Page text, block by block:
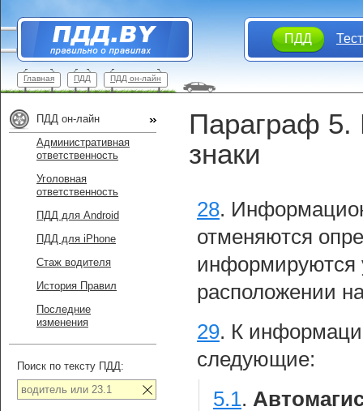
ПДД
Главная ПДД ПДД он-лайн
Параграф 5.
знаки
28.
отменяются
информируются
расположении
29. К
следующие:
5.1.
ПДД он-лайн
Административная
ответственность
Уголовная
ответственность
ПДД для Android
ПДД для iPhone
Стаж водителя
История Правил
Последние
изменения
Поиск по тексту ПДД: